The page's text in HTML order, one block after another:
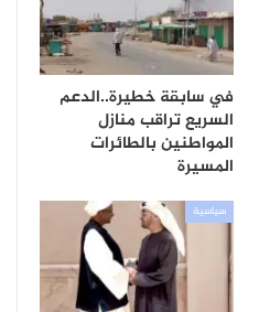
في سابقة خطيرة..الدعم
السريع تراقب منازل
المواطنين بالطائرات
المسيرة
سياسية